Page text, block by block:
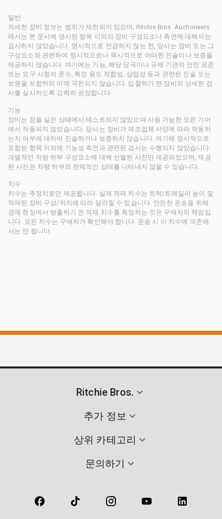
일반
자세한 장비 정보는 범위가 제한되어 있으며, Ritchie Bros. Auctioneers
에서는 본 문서에 명시된 항목 이외의 장비 구성요소나 측면에 대해서는
검사하지 않았습니다. 명시적으로 언급하지 않는 한, 당사는 장비 또는 그
구성요소와 관련하여 명시적으로나 묵시적으로 어떠한 진술이나 보증을
제공하지 않습니다. 여기에는 기능, 해당 당국이나 규제 기관의 안전 표준
또는 요구 사항의 준수, 특정 용도 적합성, 상업성 등과 관련된 진술 또는
보증을 포함하되 이에 국한되지 않습니다. 입찰하기 전 장비의 상세한 검
사를 실시하도록 강력히 권장합니다.
기능
장비는 짐을 실은 상태에서 테스트되지 않았으며 사용 가능한 모든 기어
에서 작동되지 않았습니다. 당사는 장비가 제조업체 사양에 따라 작동하
는지 여부에 대하여 진술하거나 보증하지 않습니다. 여기에 명시적으로
포함된 항목 이외에 기능성 측면과 관련된 검사는 수행되지 않았습니다.
개별적인 차량 하부 구성요소에 대해 선별된 사진만 제공되었으며, 제공
된 사진은 차량 하부의 전체적인 상태를 나타내지 않을 수 있습니다.
치수
치수는 추정치로만 제공됩니다. 실제 적재 치수는 트럭/트레일러 높이 및
적재된 장비 구성/위치에 따라 달라질 수 있습니다. 안전한 운송을 위해
경매 현장에서 방출하기 전 적재 치수를 측정하는 것은 구매자의 책임입
니다. 모든 치수는 구매자가 확인해야 합니다. 운송 시 이 치수에 의존해
서는 안 됩니다.
Ritchie Bros.
추가 정보
상위 카테고리
문의하기